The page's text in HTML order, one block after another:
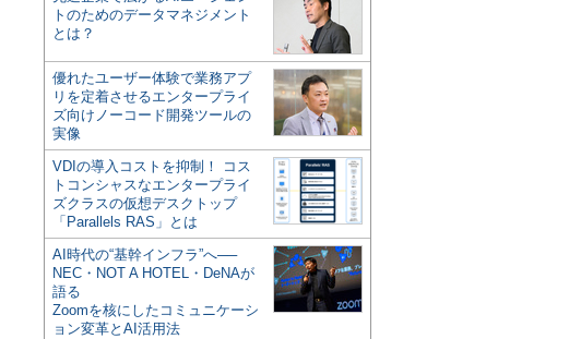
トのためのデータマネジメント
とは？
優れたユーザー体験で業務アプ
リを定着させるエンタープライ
ズ向けノーコード開発ツールの
実像
VDIの導入コストを抑制！ コス
トコンシャスなエンタープライ
ズクラスの仮想デスクトップ
「Parallels RAS」とは
AI時代の“基幹インフラ”へ──
NEC・NOT A HOTEL・DeNAが
語る
Zoomを核にしたコミュニケーシ
ョン変革とAI活用法